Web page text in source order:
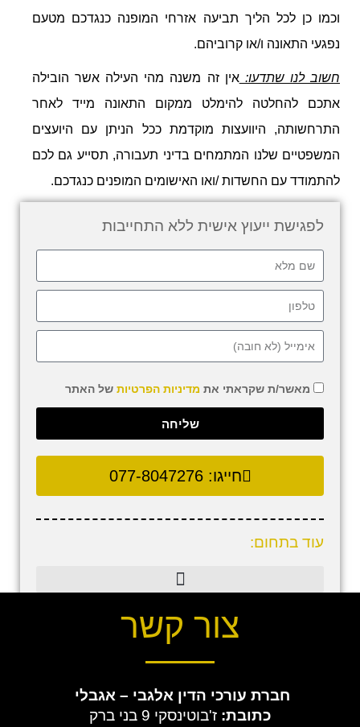
וכמו כן לכל הליך תביעה אזרחי המופנה כנגדכם מטעם
נפגעי התאונה ו/או קרוביהם.
חשוב לנו שתדעו:אין זה משנה מהי העילה אשר הובילה
אתכם להחלטה להימלט ממקום התאונה מייד לאחר
התרחשותה, היוועצות מוקדמת ככל הניתן עם היועצים
המשפטיים שלנו המתמחים בדיני תעבורה, תסייע גם לכם
להתמודד עם החשדות /ואו האישומים המופנים כנגדכם.
לפגישת ייעוץ אישית ללא התחייבות
מאשר/ת שקראתי את מדיניות הפרטיות של האתר
שליחה
חייגו:077-8047276
עוד בתחום:
צור קשר
חברת עורכי הדין אלגבי – אגבלי
כתובת:ז'בוטינסקי 9 בני ברק